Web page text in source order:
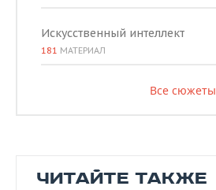
Искусственный интеллект
181 МАТЕРИАЛ
Все сюжеты
ЧИТАЙТЕ ТАКЖЕ